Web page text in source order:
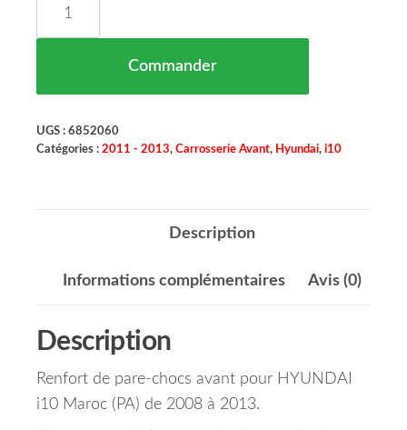
Commander
UGS : 6852060
Catégories : 2011 - 2013, Carrosserie Avant, Hyundai, i10
Description
Informations complémentaires Avis (0)
Description
Renfort de pare-chocs avant pour HYUNDAI
i10 Maroc (PA) de 2008 à 2013.